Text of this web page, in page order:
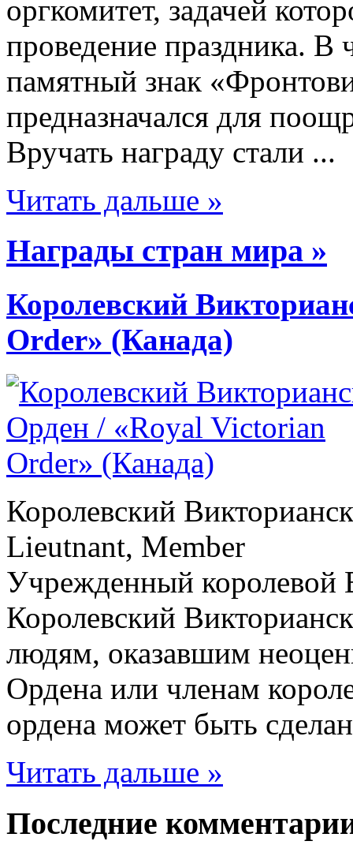
оргкомитет, задачей
проведение праздника.
памятный знак
предназначался для
Вручать награду стали ...
Читать дальше »
Награды стран мира »
Королевский
Order» (Канада)
Королевский
Lieutnant, Member
Учрежденный королевой
Королевский
людям, оказавшим
Ордена или членам
ордена может быть
Читать дальше »
Последние